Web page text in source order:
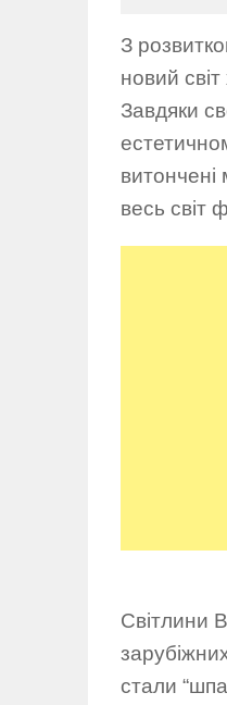
З
новий
Завдяки
витончені
весь світ
Світлини
стали